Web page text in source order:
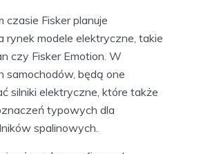
czasie Fisker planuje
rynek modele elektryczne, takie
czy Fisker Emotion. W
samochodów, będą one
silniki elektryczne, które także
typowych dla
spalinowych.